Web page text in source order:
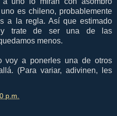
es chileno, probablemente
a la regla. Así que estimado
y trate de ser una de las
menos.
voy a ponerles una de otros
(Para variar, adivinen, les
p.m.